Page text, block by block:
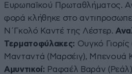
Ευρωπαϊκού Πρωταθλήματος.
φορά κλήθηκε στο
Ν΄Γκολό Καντέ της Λέστερ.
Τερματοφύλακες: Ουγκό Γιορίς
Μανταντά (Μαρσέιγ), Μπενουά
Αμυντικοί: Ραφαέλ Βαράν